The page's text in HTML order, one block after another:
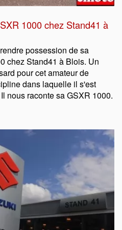
1000 chez Stand41 à
possession de sa
chez Stand41 à Blois. Un
pour cet amateur de
dans laquelle il s'est
nous raconte sa GSXR 1000.